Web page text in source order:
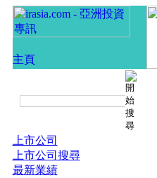
上市公司
上市公司搜尋
最新業績